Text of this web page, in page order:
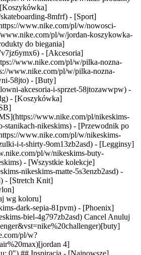
8mfrf) - [Sport]
www.nike.com/pl/w/nowosci-
pl/w/jordan-koszykowka-
do biegania]
- [Akcesoria]
www.nike.com/pl/w/pilka-nozna-
www.nike.com/pl/w/pilka-nozna-
58jto) - [Buty]
akcesoria-i-sprzet-58jtozawwpw) -
- [Koszykówka]
www.nike.com/pl/nikeskims-
nikeskims) - [Przewodnik po
www.nike.com/pl/w/nikeskims-
i-t-shirty-9om13zb2asd) - [Legginsy]
pl/w/nikeskims-buty-
- [Wszystkie kolekcje]
nikeskims-matte-5s3enzb2asd) -
- [Stretch Knit]
pl/help/#contact) [Opinie](https://www.nike.com/pl/help/a/oceny) Firma [Informacje o Nike](https://about.nike.com/) [Aktualności](https://news.nike.com/) [Praca](https://jobs.nike.com/) [Podmioty inwestujące](https://investors.nike.com/) [Ochrona środowiska](https://www.nike.com/pl/zrownowazony-rozwoj) [Ułatwienia dostępu](https://www.nike.com/accessibility) [Oświadczenie dotyczące ułatwień dostępu](https://www.nike.com/pl/accessibility/statement) [Cel](https://www.nike.com/pl/cel) [Nike Coaching](https://www.nike.com/pl/coaching) Rabaty dla społeczności [Uczeń/uczennica](https://services.sheerid.com/verify/68d15e386bcf0b059b3b1708/?locale=pl) [Nauczyciel/nauczycielka](https://urldefense.com/v3/__https://services.sheerid.com/verify/68dcfa47c3f2fd1cd3069a9c/?locale=pl__%3B%21%21KLCbKzk%21nTvDkRbY-BbSpoWsFhAQdmMrehEzU3loDux4_exRVjO9--Ik_EbQNJ3bX2gkEwR7F9cVVROFKqLxE4B8uW6bnx75pXo_VA%24) [Zasoby](https://www.nike.com/pl/help) [Karty upominkowe](https://www.nike.com/pl/karty-upominkowe) [Firmowe karty upominkowe](https://nikegiftcardsforbusiness.com/) [Znajdź sklep](https://www.nike.com/pl/retail/) [Nike Journal](https://www.nike.com/pl/historie) [Dołącz do społeczności członkowskiej](https://www.nike.com/pl/czlonkostwo) [Prześlij opinię](https://www.nike.com#site-feedback) [Kody promocyjne](https://www.nike.com/pl/kod-promocyjny) [Running Shoe Finder](https://www.nike.com/pl/bieganie/wyszukiwarka-butow) [Pomoc](https://www.nike.com/pl/help) [Uzyskaj pomoc](https://www.nike.com/pl/help) [Status zamówienia](https://www.nike.com/pl/orders/details) [Wysyłka i dostawa](https://www.nike.com/pl/help/a/wysylka-dostawa-ue) [Zwroty](https://www.nike.com/pl/help/a/regulamin-zwrotow-ue) [Opcje płatności](https://www.nike.com/pl/help/a/opcje-platnosci-ue) [Skontaktuj się z nami](https://www.nike.com/pl/help/#contact) [Opinie](https://www.nike.com/pl/help/a/oceny) [Firma](https://about.nike.com/en) [Informacje o Nike](https://about.nike.com/) [Aktualności](https://news.nike.com/) [Praca](https://jobs.nike.com/) [Podmioty inwestujące](https://investors.nike.com/) [Ochrona środowiska](https://www.nike.com/pl/zrownowazony-rozwoj) [Ułatwienia dostępu](https://www.nike.com/accessibility) [Oświadczenie dotyczące ułatwień dostępu](https://www.nike.com/pl/accessibility/statement) [Cel](https://www.nike.com/pl/cel) [Nike Coaching](https://www.nike.com/pl/coaching) ## Rabaty dla społeczności [Uczeń/uczennica](https://services.sheerid.com/verify/68d15e386bcf0b059b3b1708/?locale=pl) [Nauczyciel/nauczycielka](https://urldefense.com/v3/__https://services.sheerid.com/verify/68dcfa47c3f2fd1cd3069a9c/?locale=pl__%3B%21%21KLCbKzk%21nTvDkRbY-BbSpoWsFhAQdmMrehEzU3loDux4_exRVjO9--Ik_EbQNJ3bX2gkEwR7F9cVVROFKqLxE4B8uW6bnx75pXo_VA%24) Polska - © 2026 Nike, Inc. Wszelkie prawa zastrzeżone - Przewodniki - [Nike Air](https://www.nike.com/pl/air) - [Nike Air Max](https://www.nike.com/pl/air-max) - [Nike FlyEase](https://www.nike.com/pl/flyease) - [Nike Pegasus](https://www.nike.com/pl/running/runningzoom-pegasus-37) - [Nike React](https://www.nike.com/pl/react) - [Nike Vaporfly](https://www.nike.com/pl/running/vaporfly) - [Warunki korzystania](https://agreementservice.svs.nike.com/pl/pl_pl/rest/agreement?agreementType=termsOfUse&uxId=com.nike&country=PL&language=pl&requestType=redirect) - [Regulamin sprzedaży](https://agreementservice.svs.nike.com/rest/agreement?agreementType=termsOfSale&uxId=com.nike.tos&requestType=redirect) - [Dane firmy](https://www.nike.com/pl/help/a/dane-firmy) - [Polityka prywatności i zasady dotyczące plików cookie](https://agreementservice.svs.nike.com/pl/pl_pl/rest/agreement?agreementType=privacyPolicy&uxId=com.nike.unite&country=PL&language=pl&requestType=redirect) - [Ustawienia prywatności i zasad dotyczących plików cookie](https://www.nike.com/pl/guest/settings/privacy) ## Africa - [__Egypt__ \ English](https://www.nike.com/eg/) - [__Morocco__ \ English](https://www.nike.com/ma/en/) - [__Maroc__ \ Français](https://www.nike.com/ma/) - [__South Africa__ \ English](https://www.nike.com/za/) ## Americas - [__Argentina__ \ Español](https://www.nike.com.ar) - [__Brasil__ \ Português](https://www.nike.com.br) - [__Canada__ \ English](https://www.nike.com/ca/) - [__Canada__ \ Français](https://www.nike.com/ca/fr/) - [__Chile__ \ Español](https://www.nike.cl) - [__Colombia__ \ Español](https://www.nike.com.co) - [__México__ \ Español](https://www.nike.com/mx/) - [__Peru__ \ Español](https://www.nike.com.pe) - [__Puerto Rico__ \ Español](https://www.nike.com/pr/) - [__United States__ \ English](https://www.nike.com) - [__Estados Unidos__ \ Español](https://www.nike.com/us/es/) - [__Uruguay__ \ Español](https://www.nike.com.uy) - [__Latin America__ \ Español](https://www.nike.com/xl/) ## Asia Pacific - [__Australia__ \ English](https://www.nike.com/au/) - [__中国大陆__ \ 简体中文](https://www.nike.com.cn/) - [__Hong Kong__ \ English](https://www.nike.com.hk/) - [__香港__